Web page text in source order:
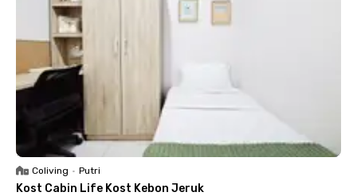
Coliving • Putri
Kost Cabin Life Kost Kebon Jeruk